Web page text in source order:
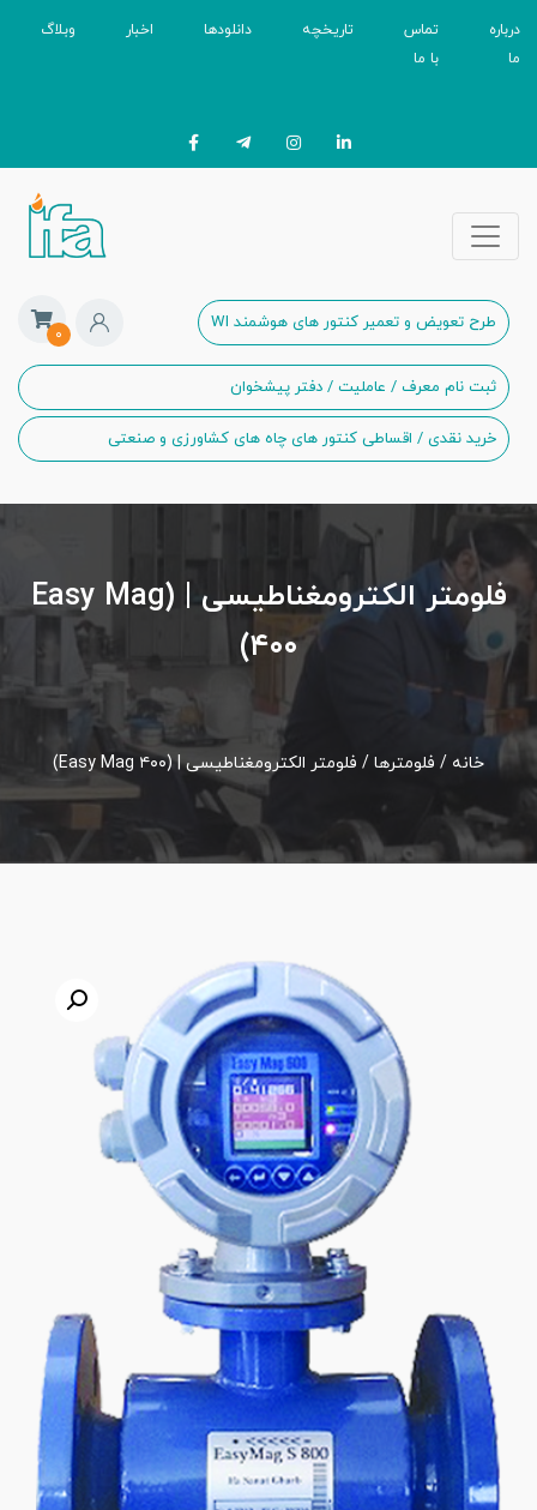
درباره
ما
تماس
با ما
تاریخچه دانلودها اخبار وبلاگ
۰
طرح تعویض و تعمیر کنتور های هوشمند WI
ثبت نام معرف / عاملیت / دفتر پیشخوان
خرید نقدی / اقساطی کنتور های چاه های کشاورزی و صنعتی
فلومتر الکترومغناطیسی | (Easy Mag
۴۰۰)
خانه / فلومترها / فلومتر الکترومغناطیسی | (Easy Mag ۴۰۰)